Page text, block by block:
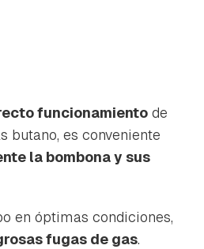
funcionamiento de
butano, es conveniente
la bombona y sus
en óptimas condiciones,
fugas de gas.